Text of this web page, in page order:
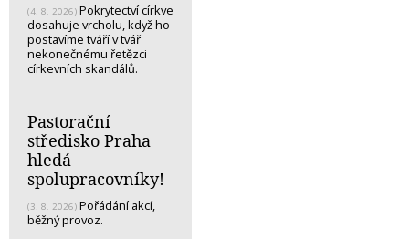
(4. 8. 2026) Pokrytectví církve
dosahuje vrcholu, když ho
postavíme tváří v tvář
nekonečnému řetězci
církevních skandálů.
Pastorační
středisko Praha
hledá
spolupracovníky!
(3. 8. 2026) Pořádání akcí,
běžný provoz.